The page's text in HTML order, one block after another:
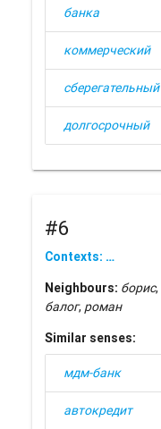
банка
коммерческий
сберегательный
долгосрочный
#6
Contexts: …
Neighbours: борис,
балог, роман
Similar senses:
мдм-банк
автокредит